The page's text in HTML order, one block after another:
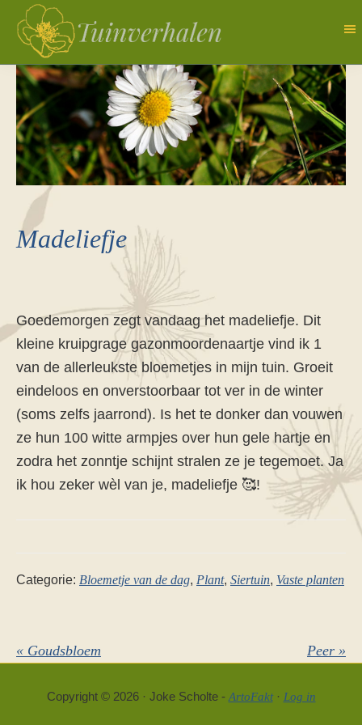
Door
naar
hoofd
inhoud
Tuinverhalen
Dagboek
van
een
natuurlijk
tuinierster
Madeliefje
Goedemorgen zegt vandaag het madeliefje. Dit
kleine kruipgrage gazonmoordenaartje vind ik 1
van de allerleukste bloemetjes in mijn tuin. Groeit
eindeloos en onverstoorbaar tot ver in de winter
(soms zelfs jaarrond). Is het te donker dan vouwen
ze hun 100 witte armpjes over hun gele hartje en
zodra het zonntje schijnt stralen ze je tegemoet. Ja
ik hou zeker wèl van je, madeliefje 🥰!
Categorie: Bloemetje van de dag, Plant, Siertuin, Vaste planten
Vorig
« Goudsbloem
Volgend
Peer »
Copyright © 2026 · Joke Scholte - ArtoFakt· Log in